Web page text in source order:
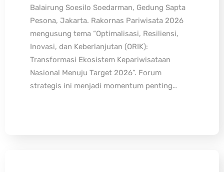
Balairung Soesilo Soedarman, Gedung Sapta
Pesona, Jakarta. Rakornas Pariwisata 2026
mengusung tema “Optimalisasi, Resiliensi,
Inovasi, dan Keberlanjutan (ORIK):
Transformasi Ekosistem Kepariwisataan
Nasional Menuju Target 2026”. Forum
strategis ini menjadi momentum penting…